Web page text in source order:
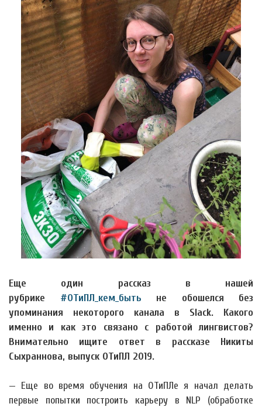
Еще один рассказ в нашей
рубрике #ОТиПЛ_кем_быть не обошелся без
упоминания некоторого канала в Slack. Какого
именно и как это связано с работой лингвистов?
Внимательно ищите ответ в рассказе Никиты
Сыхраннова, выпуск ОТиПЛ 2019.
— Еще во время обучения на ОТиПЛе я начал делать
первые попытки построить карьеру в NLP (обработке